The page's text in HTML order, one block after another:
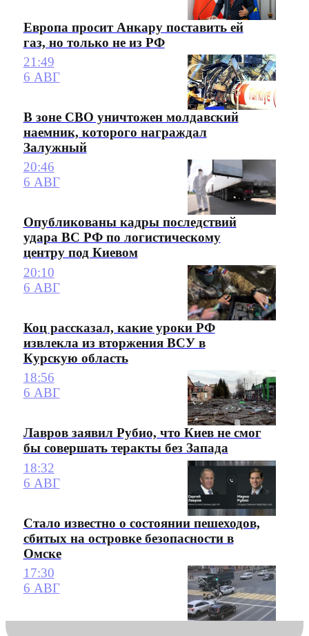
Европа просит Анкару поставить ей
газ, но только не из РФ
21:49
6 АВГ
В зоне СВО уничтожен молдавский
наемник, которого награждал
Залужный
20:46
6 АВГ
Опубликованы кадры последствий
удара ВС РФ по логистическому
центру под Киевом
20:10
6 АВГ
Коц рассказал, какие уроки РФ
извлекла из вторжения ВСУ в
Курскую область
18:56
6 АВГ
Лавров заявил Рубио, что Киев не смог
бы совершать теракты без Запада
18:32
6 АВГ
Стало известно о состоянии пешеходов,
сбитых на островке безопасности в
Омске
17:30
6 АВГ